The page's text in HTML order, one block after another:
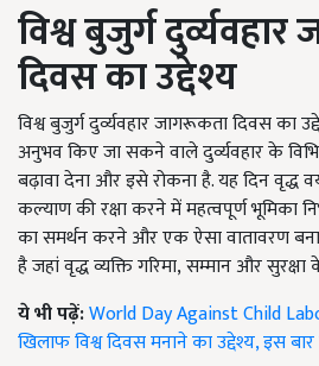
विश्व बुजुर्ग
दिवस का उद्देश्य
विश्व बुजुर्ग दुर्व्यवहार जागरूकता दिवस का
अनुभव किए जा सकने वाले दुर्व्यवहार के
बढ़ावा देना और इसे रोकना है. यह दिन वृद्ध
कल्याण की रक्षा करने में महत्वपूर्ण भूमिका
का समर्थन करने और एक ऐसा वातावरण
है जहां वृद्ध व्यक्ति गरिमा, सम्मान और
ये भी पढ़ें:World Day Against Child
खिलाफ विश्व दिवस मनाने का उद्देश्य, इस